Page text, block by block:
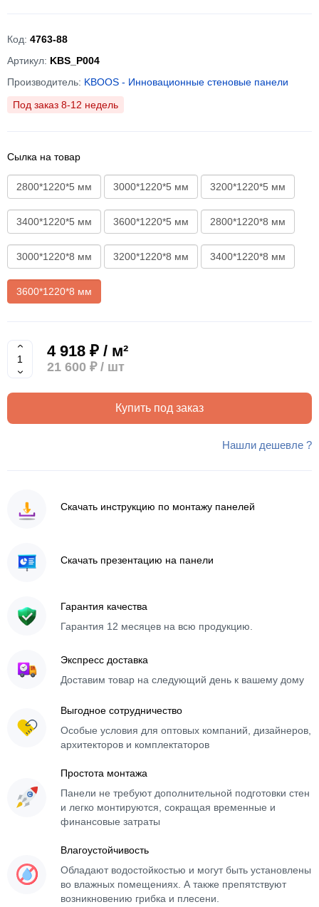
Код: 4763-88
Артикул: KBS_P004
Производитель: KBOOS - Инновационные стеновые панели
Под заказ 8-12 недель
Сылка на товар
2800*1220*5 мм 3000*1220*5 мм 3200*1220*5 мм
3400*1220*5 мм 3600*1220*5 мм 2800*1220*8 мм
3000*1220*8 мм 3200*1220*8 мм 3400*1220*8 мм
3600*1220*8 мм
4 918 ₽ / м²
21 600 ₽/ шт
Купить под заказ
Нашли дешевле ?
Скачать инструкцию по монтажу панелей
Скачать презентацию на панели
Гарантия качества
Гарантия 12 месяцев на всю продукцию.
Экспресс доставка
Доставим товар на следующий день к вашему дому
Выгодное сотрудничество
Особые условия для оптовых компаний, дизайнеров,
архитекторов и комплектаторов
Простота монтажа
Панели не требуют дополнительной подготовки стен
и легко монтируются, сокращая временные и
финансовые затраты
Влагоустойчивость
Обладают водостойкостью и могут быть установлены
во влажных помещениях. А также препятствуют
возникновению грибка и плесени.